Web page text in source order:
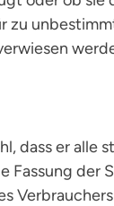
zu
dass er
Fassung